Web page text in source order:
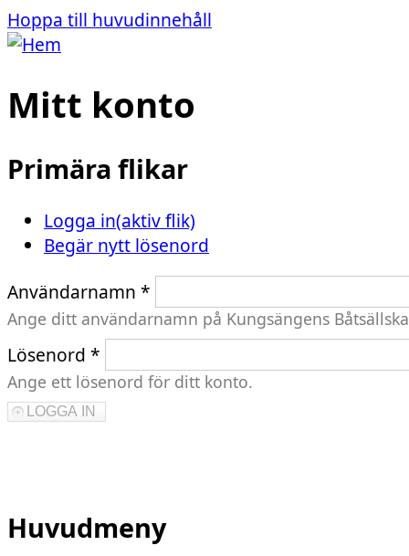
Hoppa till huvudinnehåll
Mitt konto
Primära flikar
Logga in(aktiv flik)
Begär nytt lösenord
Användarnamn *
Ange ditt användarnamn på Kungsängens
Lösenord *
Ange ett lösenord för ditt konto.
Huvudmeny